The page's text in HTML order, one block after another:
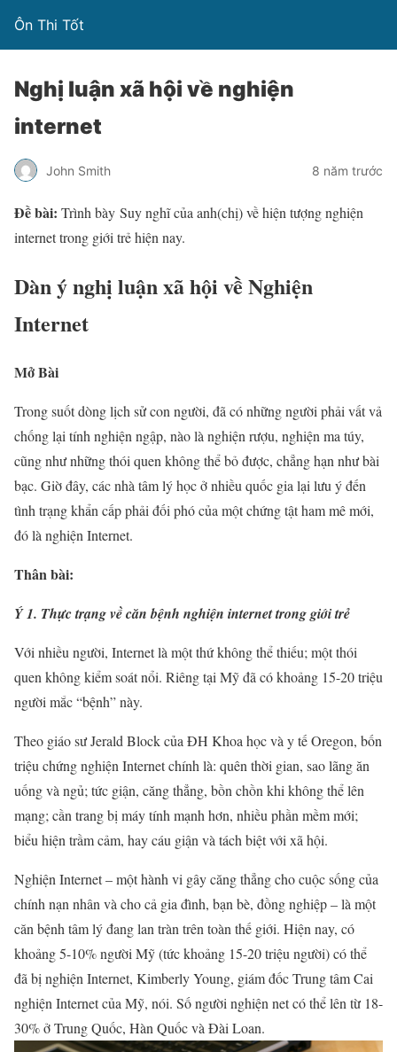
Ôn Thi Tốt
Nghị luận xã hội về nghiện
internet
John Smith 8 năm trước
Đề bài: Trình bày Suy nghĩ của anh(chị) về hiện tượng nghiện
internet trong giới trẻ hiện nay.
Dàn ý nghị luận xã hội về Nghiện
Internet
Mở Bài
Trong suốt dòng lịch sử con người, đã có những người phải vất vả
chống lại tính nghiện ngập, nào là nghiện rượu, nghiện ma túy,
cũng như những thói quen không thể bỏ được, chẳng hạn như bài
bạc. Giờ đây, các nhà tâm lý học ở nhiều quốc gia lại lưu ý đến
tình trạng khẩn cấp phải đối phó của một chứng tật ham mê mới,
đó là nghiện Internet.
Thân bài:
Ý 1. Thực trạng về căn bệnh nghiện internet trong giới trẻ
Với nhiều người, Internet là một thứ không thể thiếu; một thói
quen không kiểm soát nổi. Riêng tại Mỹ đã có khoảng 15-20 triệu
người mắc “bệnh” này.
Theo giáo sư Jerald Block của ĐH Khoa học và y tế Oregon, bốn
triệu chứng nghiện Internet chính là: quên thời gian, sao lãng ăn
uống và ngủ; tức giận, căng thẳng, bồn chồn khi không thể lên
mạng; cần trang bị máy tính mạnh hơn, nhiều phần mềm mới;
biểu hiện trầm cảm, hay cáu giận và tách biệt với xã hội.
Nghiện Internet – một hành vi gây căng thẳng cho cuộc sống của
chính nạn nhân và cho cả gia đình, bạn bè, đồng nghiệp – là một
căn bệnh tâm lý đang lan tràn trên toàn thế giới. Hiện nay, có
khoảng 5-10% người Mỹ (tức khoảng 15-20 triệu người) có thể
đã bị nghiện Internet, Kimberly Young, giám đốc Trung tâm Cai
nghiện Internet của Mỹ, nói. Số người nghiện net có thể lên từ 18-
30% ở Trung Quốc, Hàn Quốc và Đài Loan.